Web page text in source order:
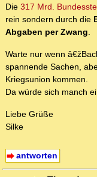
Die 317 Mrd.
rein sondern durch die
Abgaben per Zwang.
Warte nur wenn
spannende Sachen,
Kriegsunion kommen.
Da würde sich manch
Liebe Grüße
Silke
antworten